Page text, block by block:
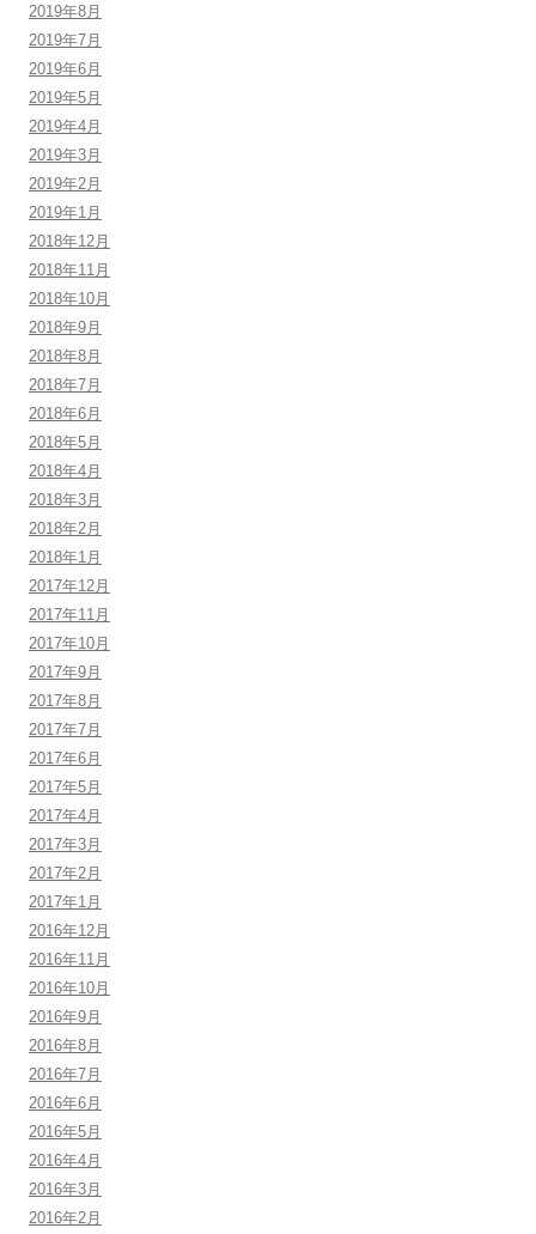
2019年8月
2019年7月
2019年6月
2019年5月
2019年4月
2019年3月
2019年2月
2019年1月
2018年12月
2018年11月
2018年10月
2018年9月
2018年8月
2018年7月
2018年6月
2018年5月
2018年4月
2018年3月
2018年2月
2018年1月
2017年12月
2017年11月
2017年10月
2017年9月
2017年8月
2017年7月
2017年6月
2017年5月
2017年4月
2017年3月
2017年2月
2017年1月
2016年12月
2016年11月
2016年10月
2016年9月
2016年8月
2016年7月
2016年6月
2016年5月
2016年4月
2016年3月
2016年2月